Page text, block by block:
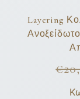
Layering
€